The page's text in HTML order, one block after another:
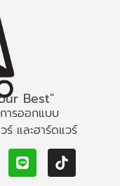
Best"
ารออกแบบ
และฮาร์ดแวร์